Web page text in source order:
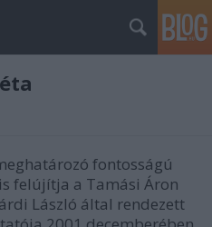
fontosságú
felújítja a Tamási Áron
László által rendezett